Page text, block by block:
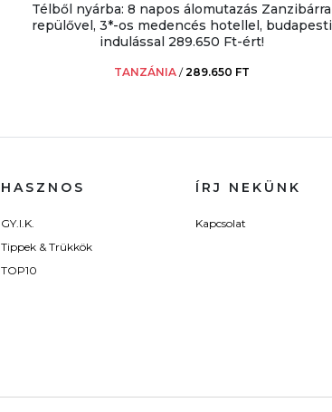
Télből nyárba: 8 napos álomutazás Zanzibárra
repülővel, 3*-os medencés hotellel, budapesti
indulással 289.650 Ft-ért!
TANZÁNIA /289.650 FT
HASZNOS
GY.I.K.
Tippek & Trükkök
TOP10
ÍRJ NEKÜNK
Kapcsolat